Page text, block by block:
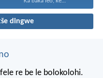
dingwe
re be le bolokolohi.